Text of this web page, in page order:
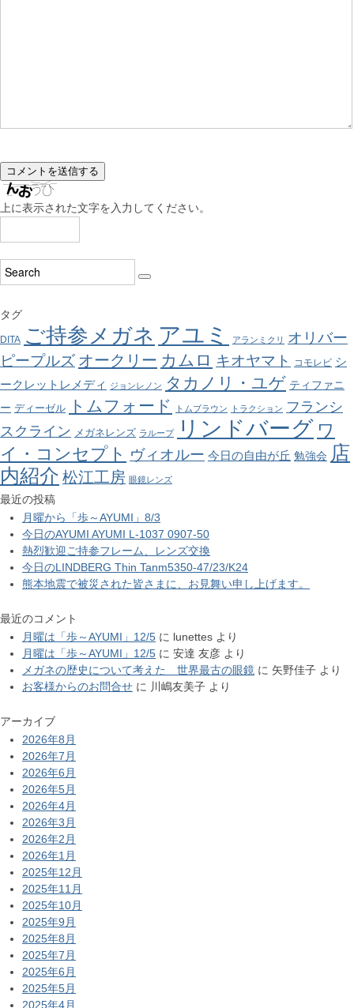
上に表示された文字を入力してください。
タグ
DITA ご持参メガネ アユミ アランミクリ
オリバー
ピープルズ オークリー カムロ キオヤマト コモレビ シ
ークレットレメディ
ジョンレノン タカノリ・ユゲ ティファニ
ー ディーゼル トムフォード トムブラウン トラクション フランシ
スクライン メガネレンズ ラループ リンドバーグ ワ
イ・コンセプト ヴィオルー 今日の自由が丘 勉強会 店
内紹介 松江工房 眼鏡レンズ
最近の投稿
月曜から「歩～AYUMI」8/3
今日のAYUMI AYUMI L-1037 0907-50
熱烈歓迎ご持参フレーム、レンズ交換
今日のLINDBERG Thin Tanm5350-47/23/K24
熊本地震で被災された皆さまに、お見舞い申し上げます。
最近のコメント
月曜は「歩～AYUMI」12/5 に lunettes より
月曜は「歩～AYUMI」12/5 に 安達 友彦 より
メガネの歴史について考えた 世界最古の眼鏡 に 矢野佳子 より
お客様からのお問合せ に 川嶋友美子 より
アーカイブ
2026年8月
2026年7月
2026年6月
2026年5月
2026年4月
2026年3月
2026年2月
2026年1月
2025年12月
2025年11月
2025年10月
2025年9月
2025年8月
2025年7月
2025年6月
2025年5月
2025年4月